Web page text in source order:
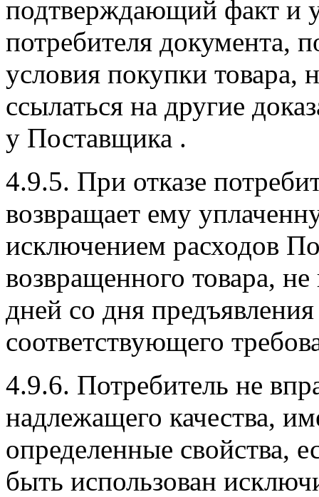
подтверждающий факт и
потребителя документа,
условия покупки товара,
ссылаться на другие
у Поставщика .
4.9.5. При отказе
возвращает ему
исключением расходов
возвращенного товара,
дней со дня
соответствующего
4.9.6. Потребитель не
надлежащего качества,
определенные свойства,
быть использован